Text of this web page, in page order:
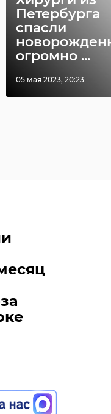
Петербурга
спасли
огромно ...
05 мая 2023, 20:23